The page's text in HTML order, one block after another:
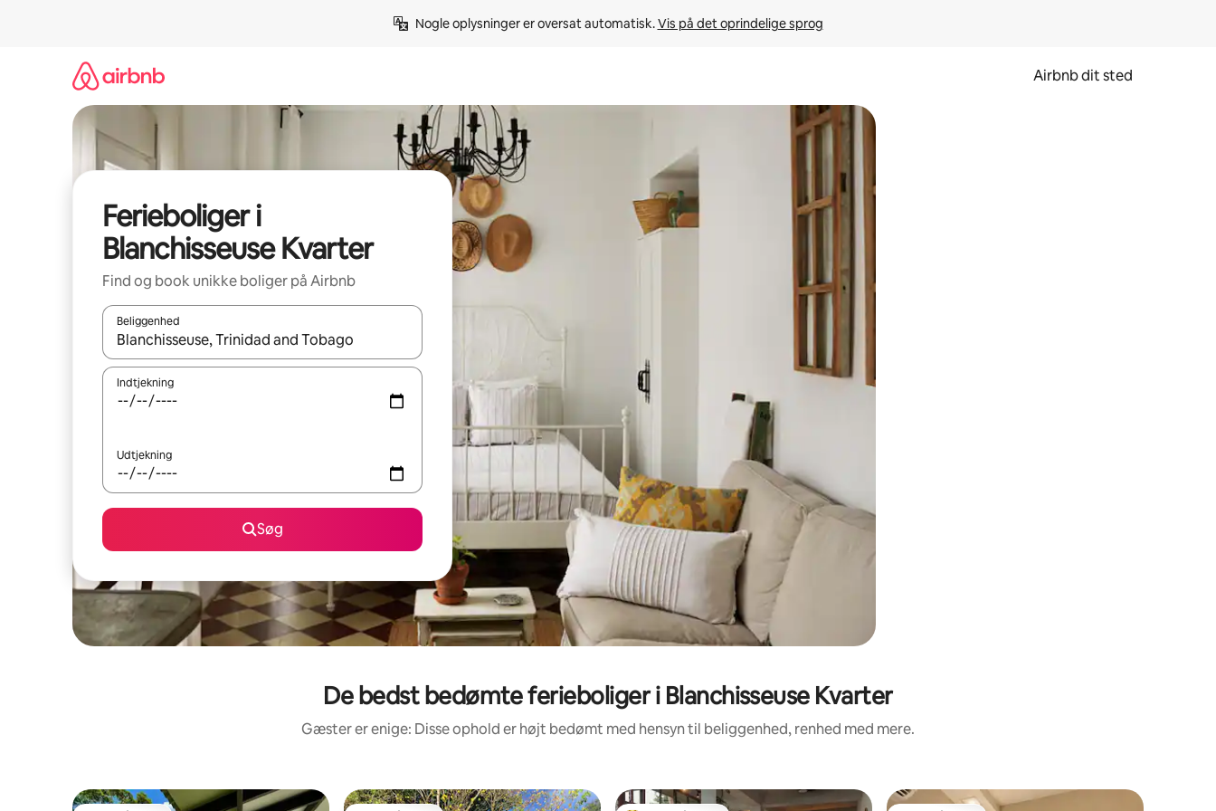
Nogle oplysninger er oversat automatisk. Vis på det oprindelige sprog
Airbnb dit sted
Ferieboliger i
Blanchisseuse Kvarter
Find og book unikke boliger på Airbnb
Beliggenhed
Når resultaterne er tilgængelige, skal du navigere med piletasterne op og ned eller se mere ved at trykke eller stryge.
Indtjekning
Udtjekning
Søg
De bedst bedømte ferieboliger i Blanchisseuse Kvarter
Gæster er enige: Disse ophold er højt bedømt med hensyn til beliggenhed, renhed med mere.